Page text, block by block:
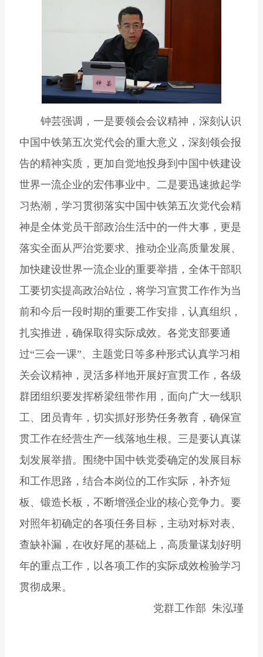
钟芸强调，一是要领会会议精神，深刻认识
中国中铁第五次党代会的重大意义，深刻领会报
告的精神实质，更加自觉地投身到中国中铁建设
世界一流企业的宏伟事业中。二是要迅速掀起学
习热潮，学习贯彻落实中国中铁第五次党代会精
神是全体党员干部政治生活中的一件大事，更是
落实全面从严治党要求、推动企业高质量发展、
加快建设世界一流企业的重要举措，全体干部职
工要切实提高政治站位，将学习宣贯工作作为当
前和今后一段时期的重要工作安排，认真组织，
扎实推进，确保取得实际成效。各党支部要通
过“三会一课”、主题党日等多种形式认真学习相
关会议精神，灵活多样地开展好宣贯工作，各级
群团组织要发挥桥梁纽带作用，面向广大一线职
工、团员青年，切实抓好形势任务教育，确保宣
贯工作在经营生产一线落地生根。三是要认真谋
划发展举措。围绕中国中铁党委确定的发展目标
和工作思路，结合本岗位的工作实际，补齐短
板、锻造长板，不断增强企业的核心竞争力。要
对照年初确定的各项任务目标，主动对标对表、
查缺补漏，在收好尾的基础上，高质量谋划好明
年的重点工作，以各项工作的实际成效检验学习
贯彻成果。
党群工作部 朱泓瑾